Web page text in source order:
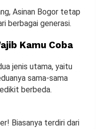
Asinan Bogor tetap
berbagai generasi.
Kamu Coba
jenis utama, yaitu
sama-sama
berbeda.
Biasanya terdiri dari